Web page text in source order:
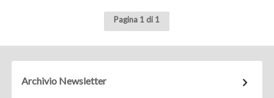
Pagina 1 di 1
Archivio Newsletter